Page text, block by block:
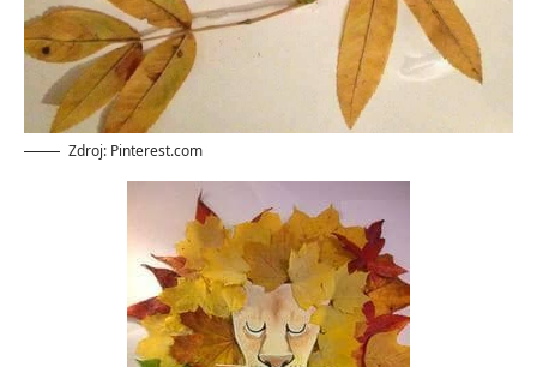
Zdroj: Pinterest.com